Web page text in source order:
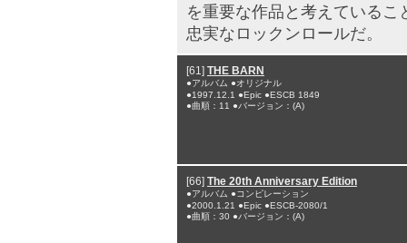
を重要な作品と考えている
忠実なロックンロールだ。
[61] THE BARN
●アルバム ●オリジナル
●1997.12.1 ●Epic ●ESCB 1849
●曲順：11 ●バージョン：(A)
[66] The 20th Anniversary Edition
●アルバム ●コンピレーション
●2000.1.21 ●Epic ●ESCB-2080/1
●曲順：30 ●バージョン：(A)